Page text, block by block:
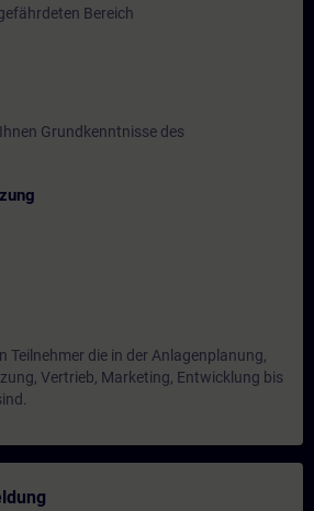
Bereich
Grundkenntnisse des
Teilnehmer die in der Anlagenplanung,
Vertrieb, Marketing, Entwicklung bis